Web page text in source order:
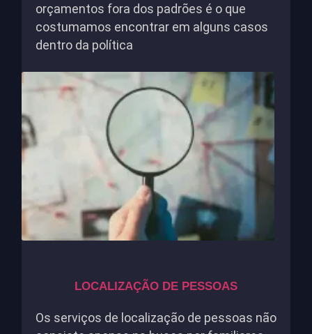
orçamentos fora dos padrões é o que
costumamos encontrar em alguns casos
dentro da política
LOCALIZAÇÃO DE PESSOAS
Os serviços de localização de pessoas não